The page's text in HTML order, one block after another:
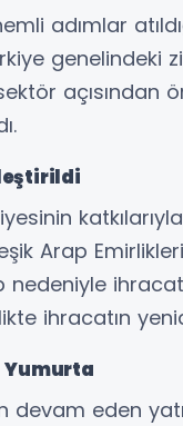
adımlar
genelindeki
açısından
Arap
ihracatın
Yumurta
devam eden